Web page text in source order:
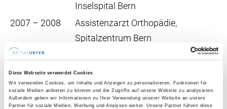
Diese Webseite verwendet Cookies
Wir verwenden Cookies, um Inhalte und Anzeigen zu personalisieren, Funktionen für
soziale Medien anbieten zu können und die Zugriffe auf unsere Website zu analysieren.
Außerdem geben wir Informationen zu Ihrer Verwendung unserer Website an unsere
Partner für soziale Medien, Werbung und Analysen weiter. Unsere Partner führen diese
Inselspital Bern
2007 – 2008
Assistenzarzt Orthopädie,
Spitalzentrum Bern
2008 – 2011
Oberarzt Luzerner Kantonsspital,
Wohlhusen
2011 – 2014
Oberarzt mbF Orthopädie,
Spitalregion Fürstenland